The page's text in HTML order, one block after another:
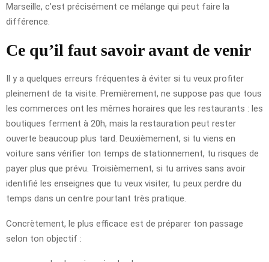
Marseille, c’est précisément ce mélange qui peut faire la
différence.
Ce qu’il faut savoir avant de venir
Il y a quelques erreurs fréquentes à éviter si tu veux profiter
pleinement de ta visite. Premièrement, ne suppose pas que tous
les commerces ont les mêmes horaires que les restaurants : les
boutiques ferment à 20h, mais la restauration peut rester
ouverte beaucoup plus tard. Deuxièmement, si tu viens en
voiture sans vérifier ton temps de stationnement, tu risques de
payer plus que prévu. Troisièmement, si tu arrives sans avoir
identifié les enseignes que tu veux visiter, tu peux perdre du
temps dans un centre pourtant très pratique.
Concrètement, le plus efficace est de préparer ton passage
selon ton objectif :